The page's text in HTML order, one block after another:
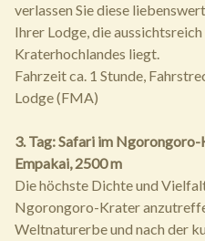
verlassen Sie diese
Ihrer Lodge, die
Kraterhochlandes liegt.
Fahrzeit ca. 1 Stunde,
Lodge (FMA)
3. Tag: Safari im
Empakai, 2500 m
Die höchste Dichte und
Ngorongoro-Krater
Weltnaturerbe und nach der